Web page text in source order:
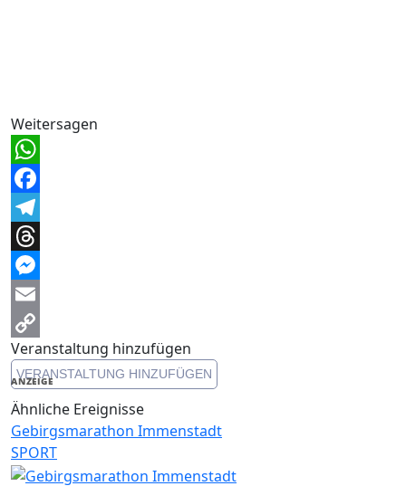
Weitersagen
WhatsApp
Facebook
Telegram
Threads
Messenger
Email
Copy
Link
Veranstaltung hinzufügen
VERANSTALTUNG HINZUFÜGEN
ANZEIGE
Ähnliche Ereignisse
Gebirgsmarathon Immenstadt
SPORT